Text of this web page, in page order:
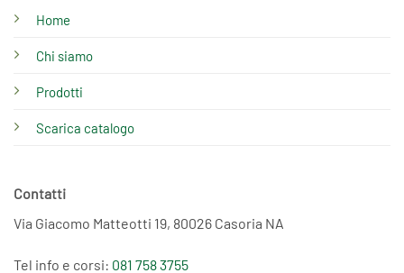
Home
Chi siamo
Prodotti
Scarica catalogo
Contatti
Via Giacomo Matteotti 19, 80026 Casoria NA
Tel info e corsi: 081 758 3755